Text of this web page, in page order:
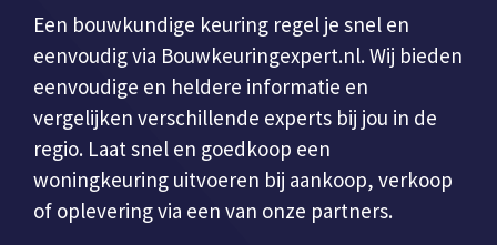
Een bouwkundige keuring regel je snel en
eenvoudig via Bouwkeuringexpert.nl. Wij bieden
eenvoudige en heldere informatie en
vergelijken verschillende experts bij jou in de
regio. Laat snel en goedkoop een
woningkeuring uitvoeren bij aankoop, verkoop
of oplevering via een van onze partners.